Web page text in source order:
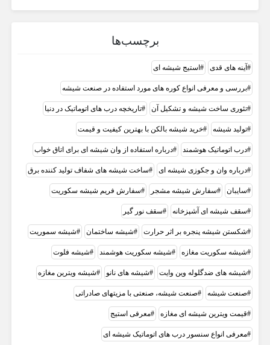
برچسب‌ها
آینه های قدی استیج شیشه ای
بررسی و معرفی انواع کوره های مورد استفاده در صنعت شیشه
تئوری ساخت شیشه و تشکیل آن تاریخچه درب های اتوماتیک در دنیا
تولید شیشه خرید شیشه بالکن با بهترین کیفیت و قیمت
درب اتوماتیک هوشمند درباره استفاده از وان شیشه ای برای اتاق خواب
درباره وان و جکوزی شیشه ای ساخت شیشه های شفاف تولید کننده برق
سایبان سفارش شيشه مشجر سفارش فریم شیشه سکوریت
سقف شیشه ای آشپزخانه سقف نور گیر
شکستن شیشه پنجره بر اثر حرارت شیشه ساختمان شیشه سموریت
شیشه سکوریت مغازه شیشه سکوریت هوشمند شیشه فلوت
شیشه های ضدگلوله وین وایت شیشه های‌ نانو شیشه ویترین مغازه
صنعت شیشه صنعت شیشه، صنعتی با مزیتهای صادراتی
قيمت ویترین شیشه ای مغازه معرفی استیج
معرفی انواع سنسور درب های اتوماتیک شیشه ای